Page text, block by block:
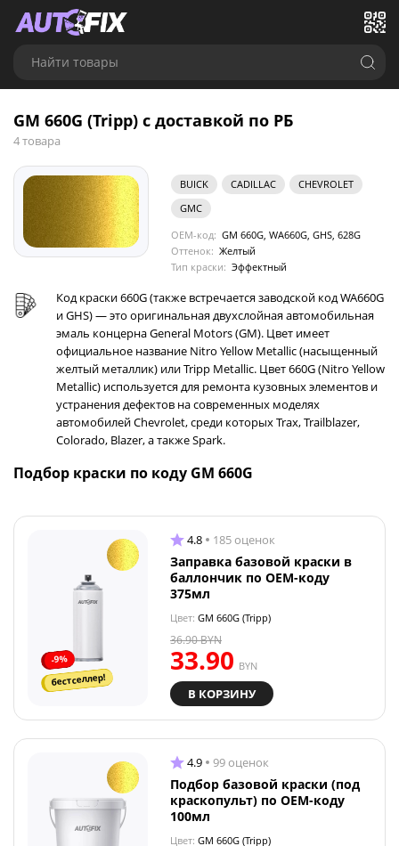
Найти товары
GM 660G (Tripp) с доставкой по РБ
4 товара
BUICK CADILLAC
CHEVROLET
GMC
OEM-код: GM 660G, WA660G, GHS, 628G
Оттенок: Желтый
Тип краски: Эффектный
Код краски 660G (также встречается заводской код WA660G
и GHS) — это оригинальная двухслойная автомобильная
эмаль концерна General Motors (GM). Цвет имеет
официальное название Nitro Yellow Metallic (насыщенный
желтый металлик) или Tripp Metallic. Цвет 660G (Nitro Yellow
Metallic) используется для ремонта кузовных элементов и
устранения дефектов на современных моделях
автомобилей Chevrolet, среди которых Trax, Trailblazer,
Colorado, Blazer, а также Spark.
Подбор краски по коду GM 660G
-9%
бестселлер!
4.8 185 оценок
Заправка базовой краски в
баллончик по OEM-коду
375мл
Цвет: GM 660G (Tripp)
33.90 BYN
36.90BYN
В КОРЗИНУ
4.9 99 оценок
Подбор базовой краски (под
краскопульт) по OEM-коду
100мл
Цвет: GM 660G (Tripp)